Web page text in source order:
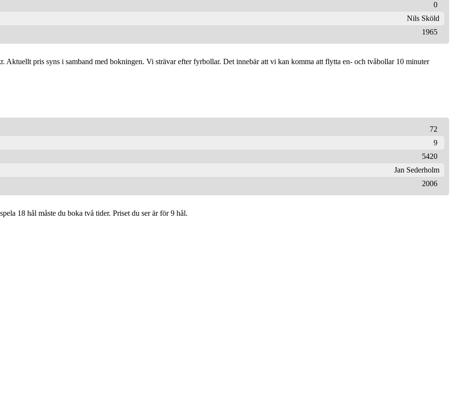
0
Nils Sköld
1965
Aktuellt pris syns i samband med bokningen. Vi strävar efter fyrbollar. Det innebär att vi kan komma att flytta en- och tvåbollar 10 minuter
72
9
5420
Jan Sederholm
2006
18 hål måste du boka två tider. Priset du ser är för 9 hål.